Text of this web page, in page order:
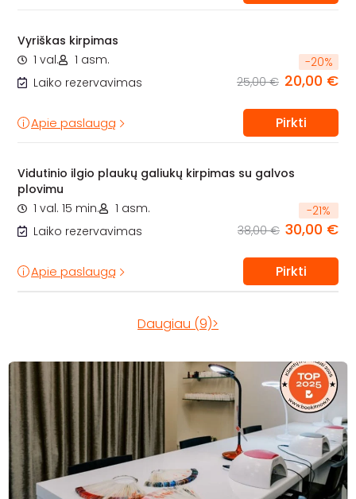
Vyriškas kirpimas
1 val.
1 asm.
Laiko rezervavimas
-20%
25,00 € 20,00 €
Apie paslaugą Pirkti
Vidutinio ilgio plaukų galiukų kirpimas su galvos
plovimu
1 val. 15 min.
1 asm.
Laiko rezervavimas
-21%
38,00 € 30,00 €
Apie paslaugą Pirkti
Daugiau (9)>